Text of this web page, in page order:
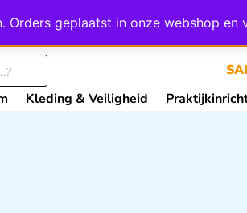
geplaatst in onze webshop
Kleding & Veiligheid